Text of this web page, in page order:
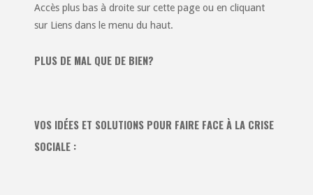
Accès plus bas à droite sur cette page ou en cliquant
sur Liens dans le menu du haut.
PLUS DE MAL QUE DE BIEN?
VOS IDÉES ET SOLUTIONS POUR FAIRE FACE À LA CRISE
SOCIALE :